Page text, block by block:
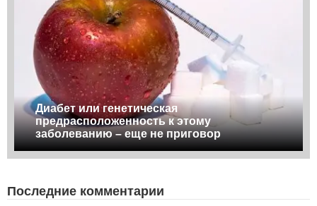
Диабет или генетическая
предрасположенность к этому
заболеванию – еще не приговор
Последние комментарии